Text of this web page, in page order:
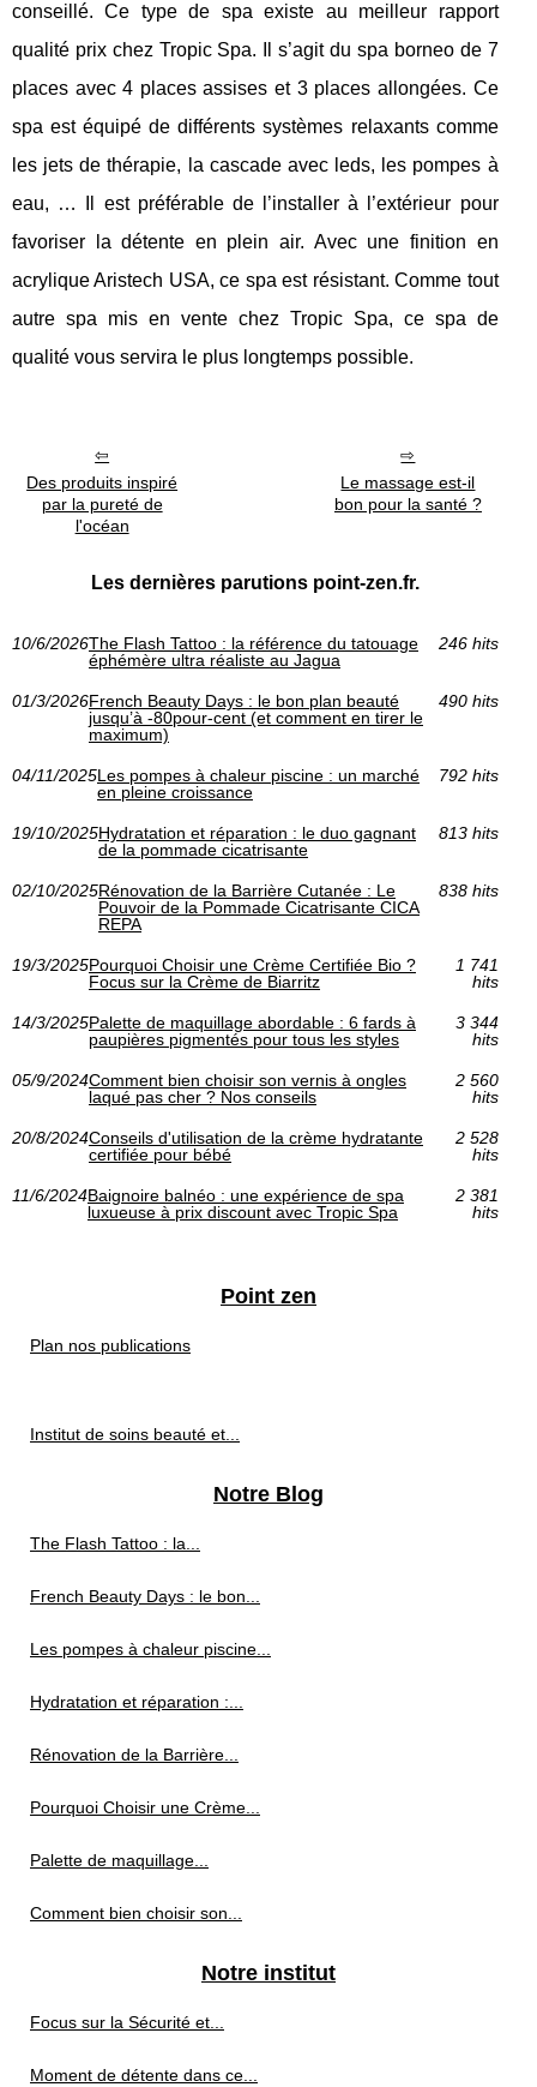
conseillé. Ce type de spa existe au meilleur rapport
qualité prix chez Tropic Spa. Il s’agit du spa borneo de 7
places avec 4 places assises et 3 places allongées. Ce
spa est équipé de différents systèmes relaxants comme
les jets de thérapie, la cascade avec leds, les pompes à
eau, … Il est préférable de l’installer à l’extérieur pour
favoriser la détente en plein air. Avec une finition en
acrylique Aristech USA, ce spa est résistant. Comme tout
autre spa mis en vente chez Tropic Spa, ce spa de
qualité vous servira le plus longtemps possible.
Des produits inspiré
par la pureté de
l'océan
Le massage est-il
bon pour la santé ?
Les dernières parutions point-zen.fr.
10/6/2026The Flash Tattoo : la référence du tatouage
éphémère ultra réaliste au Jagua
246 hits
01/3/2026French Beauty Days : le bon plan beauté
jusqu’à -80pour-cent (et comment en tirer le
maximum)
490 hits
04/11/2025Les pompes à chaleur piscine : un marché
en pleine croissance
792 hits
19/10/2025Hydratation et réparation : le duo gagnant
de la pommade cicatrisante
813 hits
02/10/2025Rénovation de la Barrière Cutanée : Le
Pouvoir de la Pommade Cicatrisante CICA
REPA
838 hits
19/3/2025Pourquoi Choisir une Crème Certifiée Bio ?
Focus sur la Crème de Biarritz
1 741
hits
14/3/2025Palette de maquillage abordable : 6 fards à
paupières pigmentés pour tous les styles
3 344
hits
05/9/2024Comment bien choisir son vernis à ongles
laqué pas cher ? Nos conseils
2 560
hits
20/8/2024Conseils d'utilisation de la crème hydratante
certifiée pour bébé
2 528
hits
11/6/2024Baignoire balnéo : une expérience de spa
luxueuse à prix discount avec Tropic Spa
2 381
hits
Point zen
Plan nos publications
Institut de soins beauté et...
Notre Blog
The Flash Tattoo : la...
French Beauty Days : le bon...
Les pompes à chaleur piscine...
Hydratation et réparation :...
Rénovation de la Barrière...
Pourquoi Choisir une Crème...
Palette de maquillage...
Comment bien choisir son...
Notre institut
Focus sur la Sécurité et...
Moment de détente dans ce...